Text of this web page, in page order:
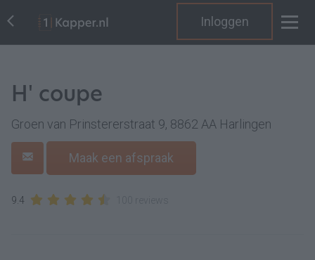
Inloggen
H' coupe
Groen van Prinstererstraat 9, 8862 AA Harlingen
Maak een afspraak
9.4